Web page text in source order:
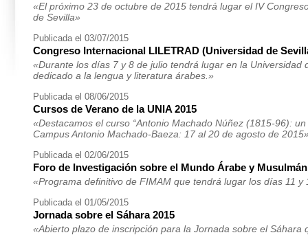
«El próximo 23 de octubre de 2015 tendrá lugar el IV
de Sevilla»
Publicada el 03/07/2015
Congreso Internacional LILETRAD (Universidad de
«Durante los días 7 y 8 de julio tendrá lugar en la Universidad
dedicado a la lengua y literatura árabes.»
Publicada el 08/06/2015
Cursos de Verano de la UNIA 2015
«Destacamos el curso “Antonio Machado Núñez (1815-96):
Campus Antonio Machado-Baeza: 17 al 20 de agosto de
Publicada el 02/06/2015
Foro de Investigación sobre el Mundo Árabe y Musulmán
«Programa definitivo de FIMAM que tendrá lugar los días 11 y
Publicada el 01/05/2015
Jornada sobre el Sáhara 2015
«Abierto plazo de inscripción para la Jornada sobre el